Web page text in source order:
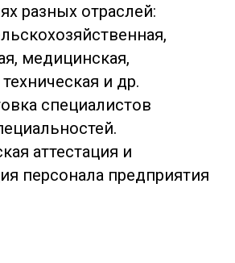
разных отраслей:
медицинская,
и др.
специалистов
аттестация и
персонала предприятия